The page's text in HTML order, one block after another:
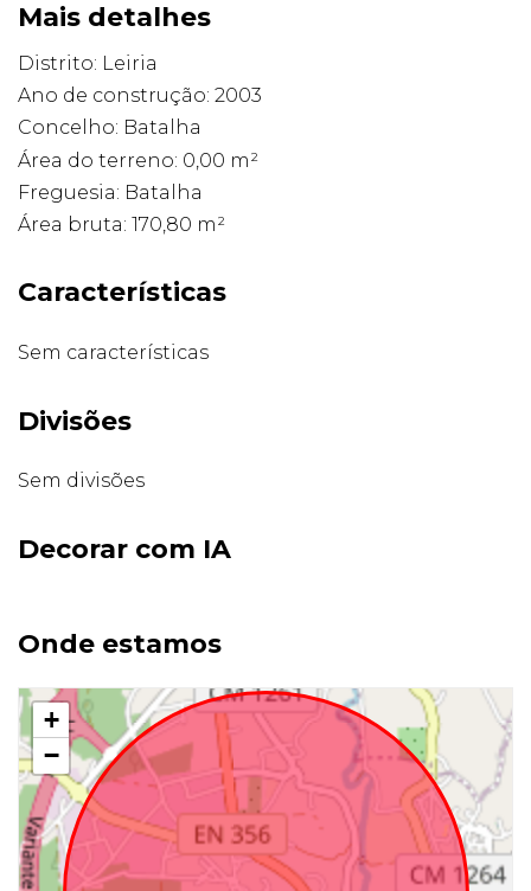
Mais detalhes
Distrito: Leiria
Ano de construção: 2003
Concelho: Batalha
Área do terreno: 0,00 m²
Freguesia: Batalha
Área bruta: 170,80 m²
Características
Sem características
Divisões
Sem divisões
Decorar com IA
Onde estamos
+
−